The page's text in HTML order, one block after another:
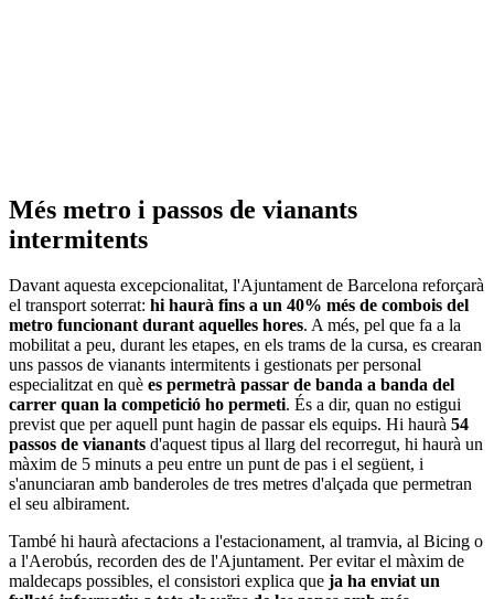
Més metro i passos de vianants
intermitents
Davant aquesta excepcionalitat, l'Ajuntament de Barcelona reforçarà
el transport soterrat: hi haurà fins a un 40% més de combois del
metro funcionant durant aquelles hores. A més, pel que fa a la
mobilitat a peu, durant les etapes, en els trams de la cursa, es crearan
uns passos de vianants intermitents i gestionats per personal
especialitzat en què es permetrà passar de banda a banda del
carrer quan la competició ho permeti. És a dir, quan no estigui
previst que per aquell punt hagin de passar els equips. Hi haurà 54
passos de vianants d'aquest tipus al llarg del recorregut, hi haurà un
màxim de 5 minuts a peu entre un punt de pas i el següent, i
s'anunciaran amb banderoles de tres metres d'alçada que permetran
el seu albirament.
També hi haurà afectacions a l'estacionament, al tramvia, al Bicing o
a l'Aerobús, recorden des de l'Ajuntament. Per evitar el màxim de
maldecaps possibles, el consistori explica que ja ha enviat un